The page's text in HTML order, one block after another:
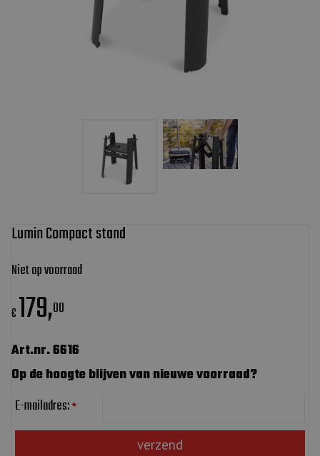
Lumin Compact stand
€179,00
Niet op voorraad
Art.nr. 6616
Op de hoogte blijven van nieuwe voorraad?
E-mailadres:*